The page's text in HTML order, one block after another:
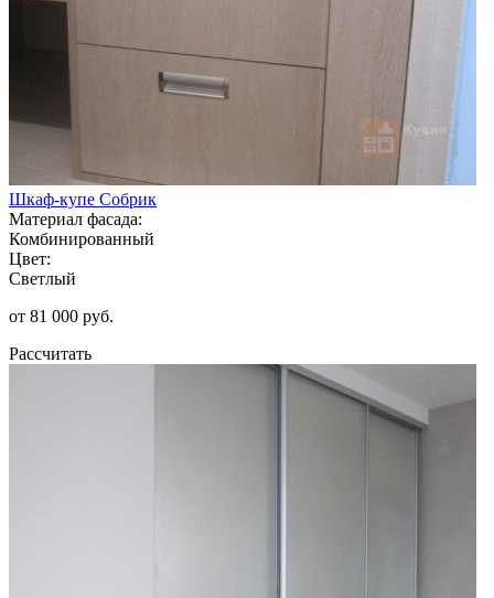
Шкаф-купе Собрик
Материал фасада:
Комбинированный
Цвет:
Светлый
от 81 000 руб.
Рассчитать